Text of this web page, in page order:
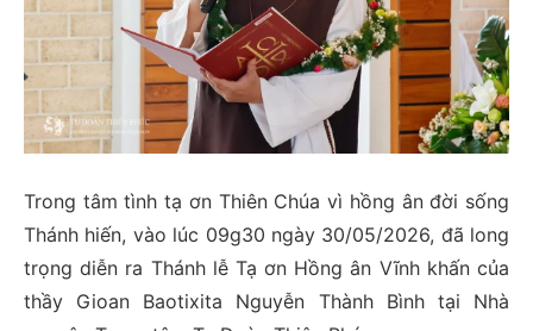
Trong tâm tình tạ ơn Thiên Chúa vì hồng ân đời sống
Thánh hiến, vào lúc 09g30 ngày 30/05/2026, đã long
trọng diễn ra Thánh lễ Tạ ơn Hồng ân Vĩnh khấn của
thầy Gioan Baotixita Nguyễn Thành Bình tại Nhà